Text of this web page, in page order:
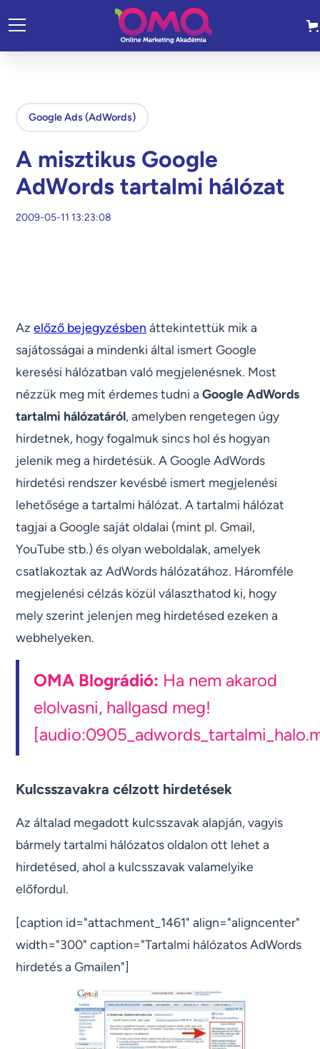
Google Ads (AdWords)
A misztikus Google
AdWords tartalmi hálózat
2009-05-11 13:23:08
Azelőző bejegyzésben áttekintettük mik a
sajátosságai a mindenki által ismert Google
keresési hálózatban való megjelenésnek. Most
nézzük meg mit érdemes tudni aGoogle AdWords
tartalmi hálózatáról, amelyben rengetegen úgy
hirdetnek, hogy fogalmuk sincs hol és hogyan
jelenik meg a hirdetésük. A Google AdWords
hirdetési rendszer kevésbé ismert megjelenési
lehetősége a tartalmi hálózat. A tartalmi hálózat
tagjai a Google saját oldalai (mint pl. Gmail,
YouTube stb.) és olyan weboldalak, amelyek
csatlakoztak az AdWords hálózatához. Háromféle
megjelenési célzás közül választhatod ki, hogy
mely szerint jelenjen meg hirdetésed ezeken a
webhelyeken.
OMA Blográdió: Ha nem akarod
elolvasni, hallgasd meg!
Kulcsszavakra célzott hirdetések
Az általad megadott kulcsszavak alapján, vagyis
bármely tartalmi hálózatos oldalon ott lehet a
hirdetésed, ahol a kulcsszavak valamelyike
előfordul.
[caption id="attachment_1461" align="aligncenter"
width="300" caption="Tartalmi hálózatos AdWords
hirdetés a Gmailen"]